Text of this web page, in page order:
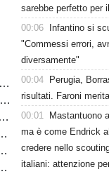
sarebbe perfetto per
00:06
Infantino si
"Commessi errori,
diversamente"
00:04
Perugia,
risultati. Faroni
00:01
Mastantuono
ma è come Endrick
credere nello
italiani: attenzione